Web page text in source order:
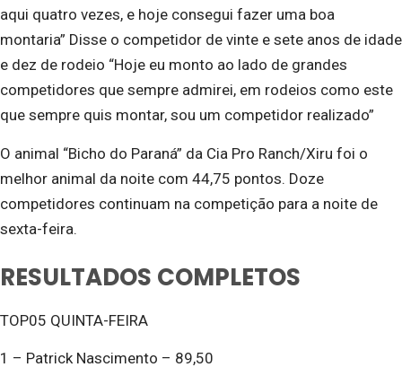
aqui quatro vezes, e hoje consegui fazer uma boa
montaria” Disse o competidor de vinte e sete anos de idade
e dez de rodeio “Hoje eu monto ao lado de grandes
competidores que sempre admirei, em rodeios como este
que sempre quis montar, sou um competidor realizado”
O animal “Bicho do Paraná” da Cia Pro Ranch/Xiru foi o
melhor animal da noite com 44,75 pontos. Doze
competidores continuam na competição para a noite de
sexta-feira.
RESULTADOS COMPLETOS
TOP05 QUINTA-FEIRA
1 – Patrick Nascimento – 89,50